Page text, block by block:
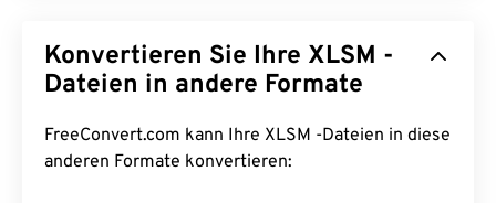
Konvertieren Sie Ihre XLSM -
Dateien in andere Formate
FreeConvert.com kann Ihre XLSM -Dateien in diese
anderen Formate konvertieren: